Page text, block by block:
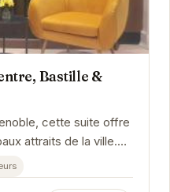
Bastille &
cette suite offre
attraits de la ville.
vinicole...